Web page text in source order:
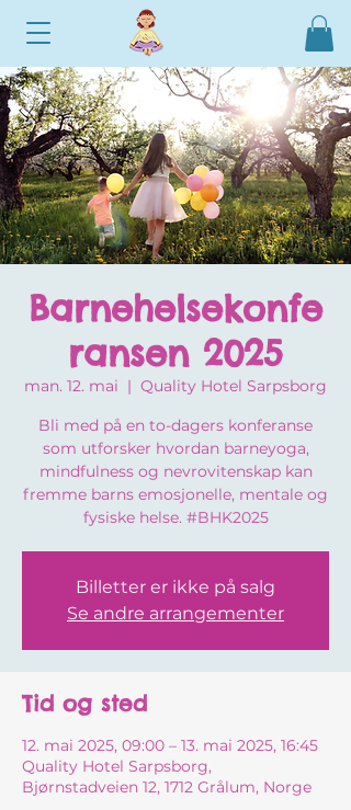
Barnehelsekonfe
ransen 2025
man. 12. mai
  |
Quality Hotel Sarpsborg
​Bli med på en to-dagers konferanse
som utforsker hvordan barneyoga,
mindfulness og nevrovitenskap kan
fremme barns emosjonelle, mentale og
fysiske helse. #BHK2025
Billetter er ikke på salg
Se andre arrangementer
Tid og sted
12. mai 2025, 09:00 – 13. mai 2025, 16:45
Quality Hotel Sarpsborg,
Bjørnstadveien 12, 1712 Grålum, Norge